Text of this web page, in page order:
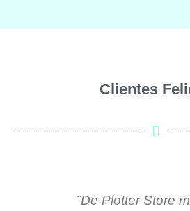
A través del tiempo hemos
Clientes
¨De Plotter Store